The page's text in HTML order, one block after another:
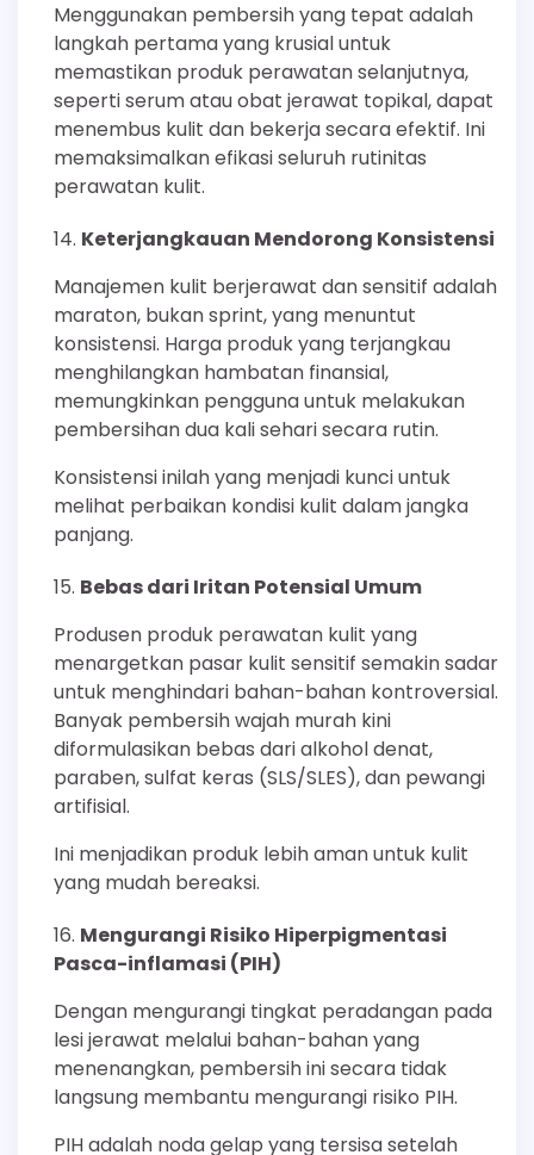
Menggunakan pembersih yang tepat adalah
langkah pertama yang krusial untuk
memastikan produk perawatan selanjutnya,
seperti serum atau obat jerawat topikal, dapat
menembus kulit dan bekerja secara efektif. Ini
memaksimalkan efikasi seluruh rutinitas
perawatan kulit.
Keterjangkauan Mendorong Konsistensi
Manajemen kulit berjerawat dan sensitif adalah
maraton, bukan sprint, yang menuntut
konsistensi. Harga produk yang terjangkau
menghilangkan hambatan finansial,
memungkinkan pengguna untuk melakukan
pembersihan dua kali sehari secara rutin.
Konsistensi inilah yang menjadi kunci untuk
melihat perbaikan kondisi kulit dalam jangka
panjang.
Bebas dari Iritan Potensial Umum
Produsen produk perawatan kulit yang
menargetkan pasar kulit sensitif semakin sadar
untuk menghindari bahan-bahan kontroversial.
Banyak pembersih wajah murah kini
diformulasikan bebas dari alkohol denat,
paraben, sulfat keras (SLS/SLES), dan pewangi
artifisial.
Ini menjadikan produk lebih aman untuk kulit
yang mudah bereaksi.
Mengurangi Risiko Hiperpigmentasi
Pasca-inflamasi (PIH)
Dengan mengurangi tingkat peradangan pada
lesi jerawat melalui bahan-bahan yang
menenangkan, pembersih ini secara tidak
langsung membantu mengurangi risiko PIH.
PIH adalah noda gelap yang tersisa setelah